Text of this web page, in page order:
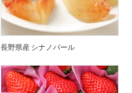
長野県産 シナノパール